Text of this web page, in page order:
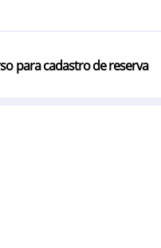
para cadastro de reserva